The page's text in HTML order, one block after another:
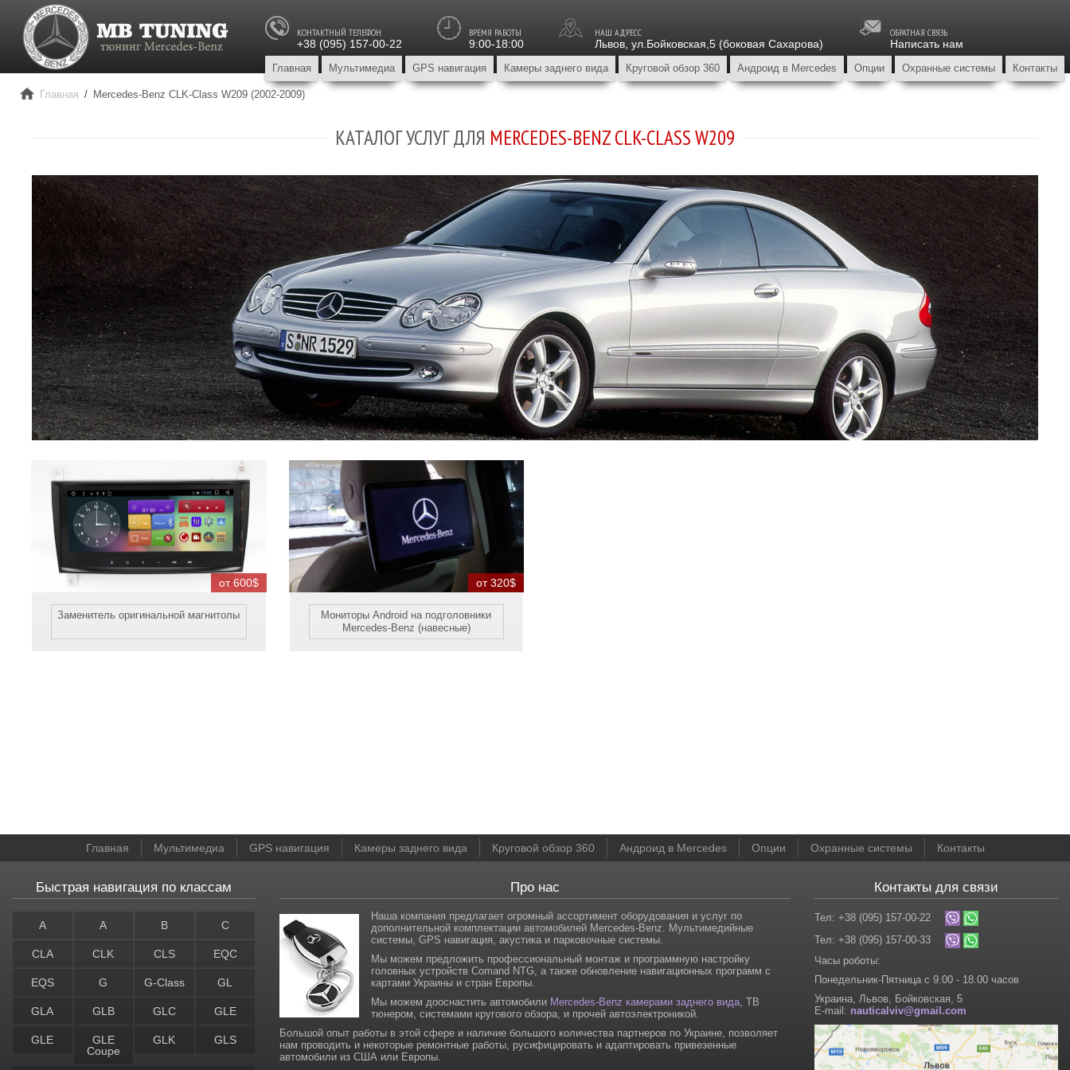
КОНТАКТНЫЙ ТЕЛЕФОН
+38 (095) 157-00-22
ВРЕМЯ РАБОТЫ
9:00-18:00
НАШ АДРЕСС
Львов ул.Бойковская,5 (боковая Сахарова)
ОБРАТНАЯ СВЯЗЬ
Написать нам
Главная Мультимедиа GPS навигация Камеры заднего вида Круговой обзор 360 Андроид в Mercedes Опции Охранные системы Контакты
Главная / Mercedes-Benz CLK-Class W209 (2002-2009)
КАТАЛОГ УСЛУГ ДЛЯ MERCEDES-BENZ CLK-CLASS W209
от 600$
Заменитель оригинальной магнитолы
от 320$
Мониторы Android на подголовники
Mercedes-Benz (навесные)
Главная Мультимедиа GPS навигация Камеры заднего вида Круговой обзор 360 Андроид в Mercedes Опции Охранные системы Контакты
Быстрая навигация по классам
A A B C
CLA CLK CLS EQC
EQS G G-Class GL
GLA GLB GLC GLE
GLE
GLE
Coupe
GLK GLS
Про нас
Наша компания предлагает огромный ассортимент оборудования и услуг по
дополнительной комплектации автомобилей Mercedes-Benz. Мультимедийные
системы, GPS навигация, акустика и парковочные системы.
Мы можем предложить профессиональный монтаж и программную настройку
головных устройств Comand NTG, а также обновление навигационных программ с
картами Украины и стран Европы.
Мы можем дооснастить автомобили Mercedes-Benz камерами заднего вида, ТВ
тюнером, системами кругового обзора, и прочей автоэлектроникой.
Большой опыт работы в этой сфере и наличие большого количества партнеров по Украине, позволяет
нам проводить и некоторые ремонтные работы, русифицировать и адаптировать привезенные
автомобили из США или Европы.
Контакты для связи
Тел: +38 (095) 157-00-22
Тел: +38 (095) 157-00-33
Часы роботы:
Понедельник-Пятница с 9.00 - 18.00 часов
Украина, Львов, Бойковская, 5
E-mail: nauticalviv@gmail.com